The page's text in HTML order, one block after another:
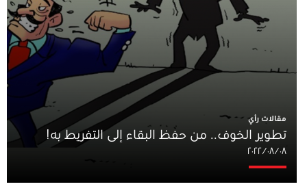
مقالات رأي
تطوير الخوف.. من حفظ البقاء إلى التفريط به!
٠٨‏/٠٨‏/٢٠٢٢